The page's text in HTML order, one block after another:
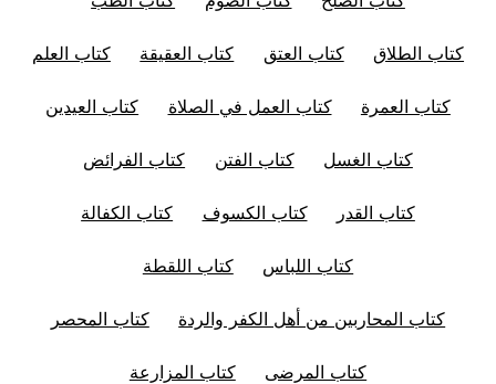
كتاب الطلاق كتاب العتق كتاب العقيقة كتاب العلم
كتاب العمرة كتاب العمل في الصلاة كتاب العيدين
كتاب الغسل كتاب الفتن كتاب الفرائض
كتاب القدر كتاب الكسوف كتاب الكفالة
كتاب اللباس كتاب اللقطة
كتاب المحاربين من أهل الكفر والردة كتاب المحصر
كتاب المرضى كتاب المزارعة